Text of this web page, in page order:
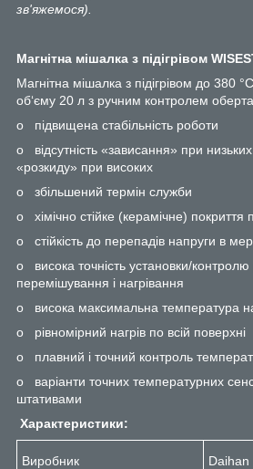
зв'яжемося).
Магнітна мішалка з підігрівом
Магнітна мішалка з підігрівом до 380
об‘єму 20 л з ручним контролем
o підвищена стабільність роботи
o відсутність «зависання» при
«розкиду» при високих
o збільшений термін служби
o хімічно стійке (керамічне)
o стійкість до перепадів напруги в
o висока точність установки/
перемішування і нагрівання
o висока максимальна температура
o рівномірний нагрів по всій поверхні
o плавний і точний контроль
o варіанти точних температурних
штативами
Характеристики:
Виробник Daihan